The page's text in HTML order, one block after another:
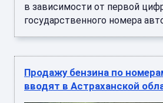
в зависимости от первой
государственного номера
Продажу бензина по
вводят в Астраханской